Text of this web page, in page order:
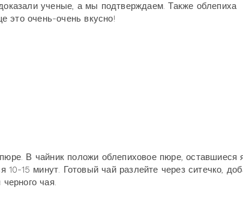
ученые, а мы подтверждаем. Также облепиха
это очень-очень вкусно!
В чайник положи облепиховое пюре, оставшиеся
10-15 минут. Готовый чай разлейте через ситечко,
чая.